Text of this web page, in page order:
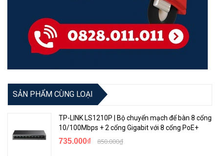
Sức mạnh và sự ổn định được định nghĩa lại dành cho game thủ
Nâng cao trải nghiệm chơi game của bạn với GE400, được trang bị
CPU lõi tứ và hai cổng 2,5 Gbps, được thiết kế để tản nhiệt hiệu quả
CE, FCC, RoHS
Bảo hành 24 tháng
SẢN PHẨM CÙNG LOẠI
TP-LINK LS1210P | Bộ chuyển mạch để bàn 8 cổng
10/100Mbps + 2 cổng Gigabit với 8 cổng PoE+
735.000₫ 850.000₫